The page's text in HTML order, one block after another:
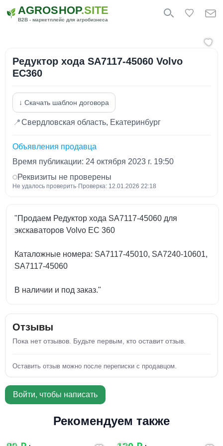
AGROSHOP.SITE
B2B - маркетплейс для агробизнеса
Редуктор хода SA7117-45060 Volvo
EC360
↓ Скачать шаблон договора
📍Свердловская область, Екатеринбург
Объявления продавца
Время публикации: 24 октября 2023 г. 19:50
Реквизиты не проверены
Не удалось проверить· Проверка: 12.01.2026 22:18
"Продаем Редуктор хода SA7117-45060 для
экскаваторов Volvo EC 360
Каталожные номера: SA7117-45010, SA7240-10601,
SA7117-45060
В наличии и под заказ."
Отзывы
Пока нет отзывов. Будьте первым, кто оставит отзыв.
Оставить отзыв можно после переписки с продавцом.
Войти, чтобы написать
Рекомендуем также